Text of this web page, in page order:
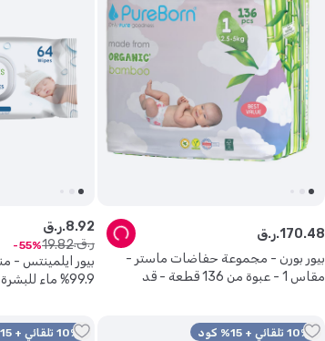
بيور بورن - مجموعة حفاضات ماستر -
مقاس 1 - عبوة من 136 قطعة - قد
ر.ق.170.48
بيور ايلمينتس -
99.9% ماء
ر.ق.8.92
ر.ق.
19.82
55
10% تلقائي + 15% كود 10% تلقائي + 15% كود